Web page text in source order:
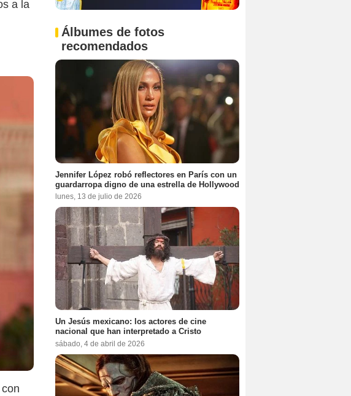
a la
Álbumes de fotos
recomendados
Jennifer López robó reflectores en París con un
guardarropa digno de una estrella de Hollywood
lunes, 13 de julio de 2026
Un Jesús mexicano: los actores de cine
nacional que han interpretado a Cristo
sábado, 4 de abril de 2026